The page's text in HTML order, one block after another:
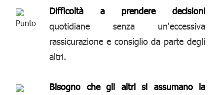
Difficoltà a prendere decisioni
quotidiane senza un'eccessiva
rassicurazione e consiglio da parte degli
altri.
Bisogno che gli altri si assumano la